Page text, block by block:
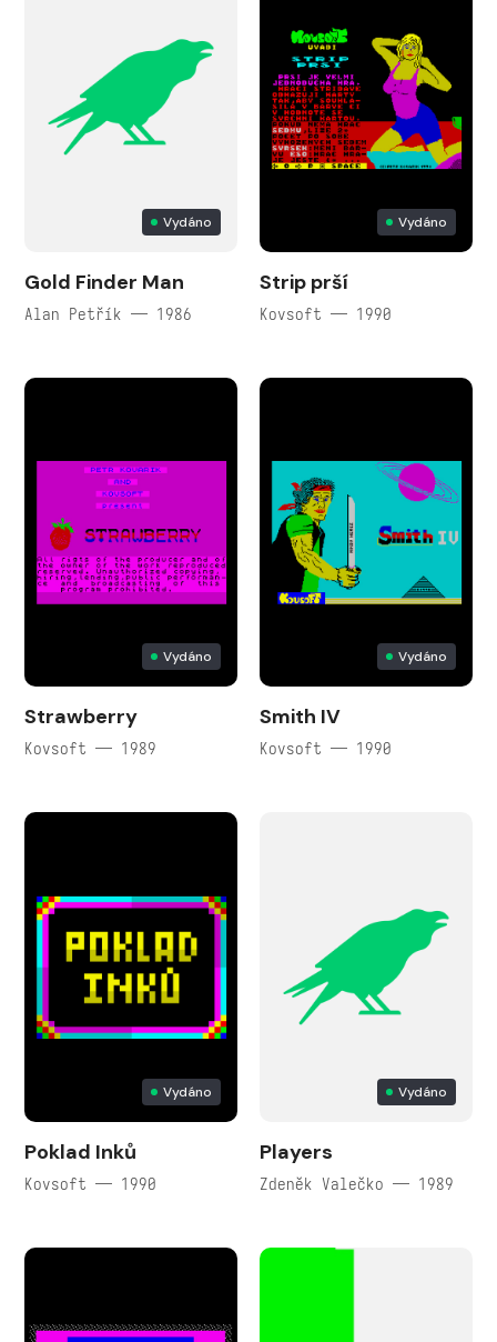
Vydáno
Gold Finder Man
Alan Petřík — 1986
Vydáno
Strip prší
Kovsoft — 1990
Vydáno
Strawberry
Kovsoft — 1989
Vydáno
Smith IV
Kovsoft — 1990
Vydáno
Poklad Inků
Kovsoft — 1990
Vydáno
Players
Zdeněk Valečko — 1989